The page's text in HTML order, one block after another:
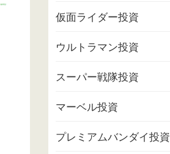
仮面ライダー投資
ウルトラマン投資
スーパー戦隊投資
マーベル投資
プレミアムバンダイ投資